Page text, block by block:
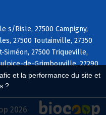
et la performance du site et
?
s/Risle, 27500 Campigny,
27500 Toutainville, 27350
Siméon, 27500 Triqueville,
de-Grimbouville, 27290
2026